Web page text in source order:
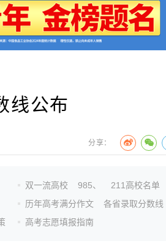
线公布
分享：
双一流高校 985、
211高校名单
历年高考满分作文
各省录取分数线
高考志愿填报指南